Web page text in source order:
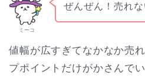
ミーコ
ぜんぜん！売れな
値幅が広すぎてなかなか売れ
プポイントだけがかさんでい